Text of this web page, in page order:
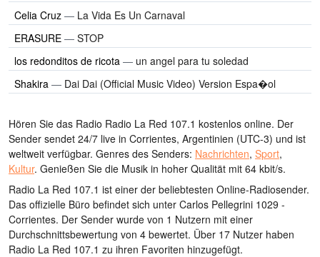
Celia Cruz — La Vida Es Un Carnaval
ERASURE — STOP
los redonditos de ricota — un angel para tu soledad
Shakira — Dai Dai (Official Music Video) Version Espa�ol
Hören Sie das Radio Radio La Red 107.1 kostenlos online. Der
Sender sendet 24/7 live in Corrientes, Argentinien (UTC-3) und ist
weltweit verfügbar. Genres des Senders: Nachrichten, Sport,
Kultur. Genießen Sie die Musik in hoher Qualität mit 64 kbit/s.
Radio La Red 107.1 ist einer der beliebtesten Online-Radiosender.
Das offizielle Büro befindet sich unter Carlos Pellegrini 1029 -
Corrientes. Der Sender wurde von 1 Nutzern mit einer
Durchschnittsbewertung von 4 bewertet. Über 17 Nutzer haben
Radio La Red 107.1 zu ihren Favoriten hinzugefügt.